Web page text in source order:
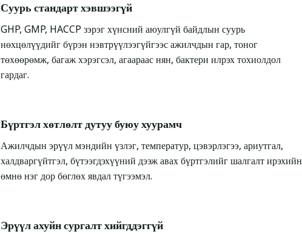
Суурь стандарт хэвшээгүй
GHP, GMP, HACCP зэрэг хүнсний аюулгүй байдлын суурь
нөхцөлүүдийг бүрэн нэвтрүүлээгүйгээс ажилчдын гар, тоног
төхөөрөмж, багаж хэрэгсэл, агаараас нян, бактери илрэх тохиолдол
гардаг.
Бүртгэл хөтлөлт дутуу буюу хуурамч
Ажилчдын эрүүл мэндийн үзлэг, температур, цэвэрлэгээ, ариутгал,
халдваргүйтгэл, бүтээгдэхүүний дээж авах бүртгэлийг шалгалт ирэхийн
өмнө нэг дор бөглөх явдал түгээмэл.
Эрүүл ахуйн сургалт хийгддэггүй